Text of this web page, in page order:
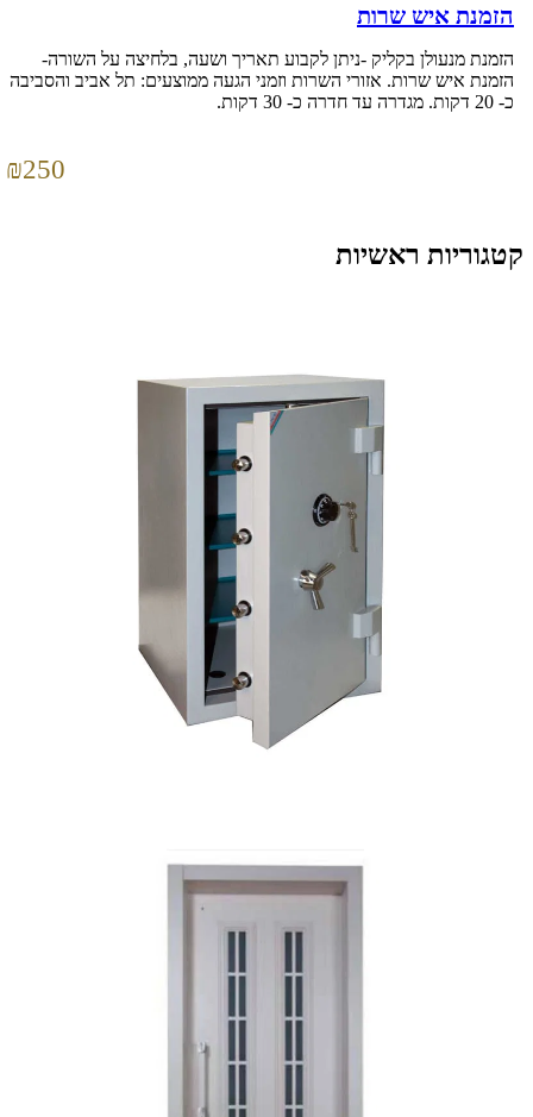
הזמנת איש שרות
הזמנת מנעולן בקליק -ניתן לקבוע תאריך ושעה, בלחיצה על השורה-
הזמנת איש שרות. אזורי השרות וזמני הגעה ממוצעים: תל אביב והסביבה
כ- 20 דקות. מגדרה עד חדרה כ- 30 דקות.
₪250
קטגוריות ראשיות